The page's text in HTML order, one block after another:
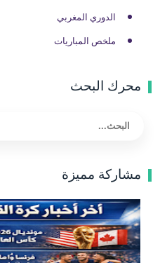
الدوري المغربي
ملخص المباريات
محرك البحث
مشاركة مميزة